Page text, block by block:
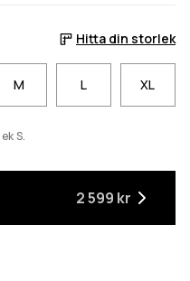
Hitta din storlek
M L XL
S.
2 599 kr